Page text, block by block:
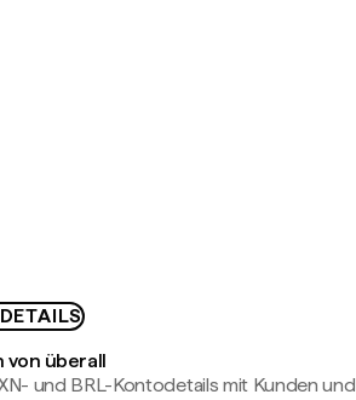
von überall
und BRL-Kontodetails mit Kunden und